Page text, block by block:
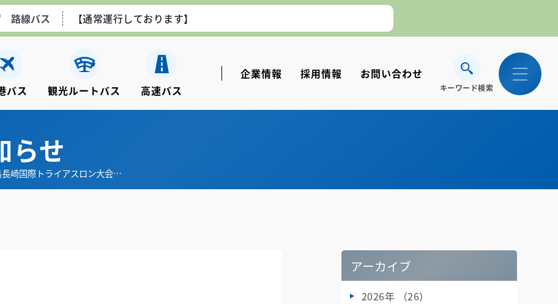
路線バス 【通常運行しております】
空港線エアポートライナー 【通常運行しております】
ながさき観光ルートバス 【土日祝のみ運行しております。】
高速乗合バス
バス 観光ルートバス ⾼速バス
企業情報 採用情報 お問い合わせ
キーワード検索
らせ
長崎国際トライアスロン大会…
アーカイブ
2026年 （26）